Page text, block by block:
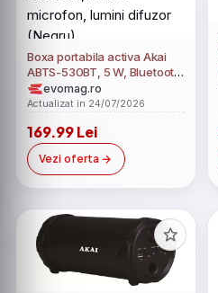
Boxa portabila activa Akai
ABTS-530BT, 5 W, Bluetooth,
USB, micro SD card slot,
intrare microfon, lumini
evomag.ro
Actualizat in 24/07/2026
169.99 Lei
Vezi oferta